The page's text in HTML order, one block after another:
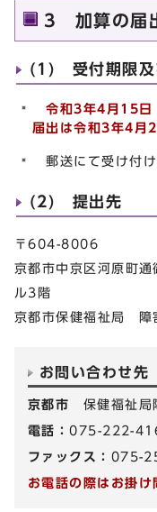
3 加算の届
(1) 受付期限及
令和3年4月15日
届出は令和3年4月
郵送にて受け付け
(2) 提出先
〒604-8006
京都市中京区河原町
ル3階
京都市保健福祉局 障
お問い合わせ先
京都市 保健福祉局
電話：075-222-
ファックス： 075-
お電話の際はお掛け